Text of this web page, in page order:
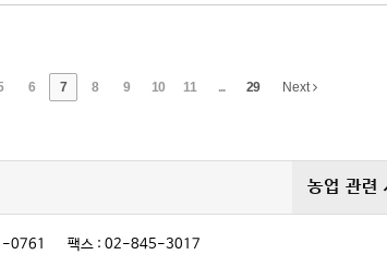
6 7 8 9 10 11 ... 29 Next
농업 관련
0761 팩스 : 02-845-3017